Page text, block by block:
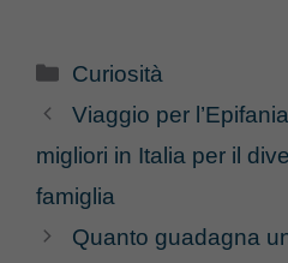
Categorie
Curiosità
Viaggio per
migliori in Italia per il
famiglia
Quanto guadagna